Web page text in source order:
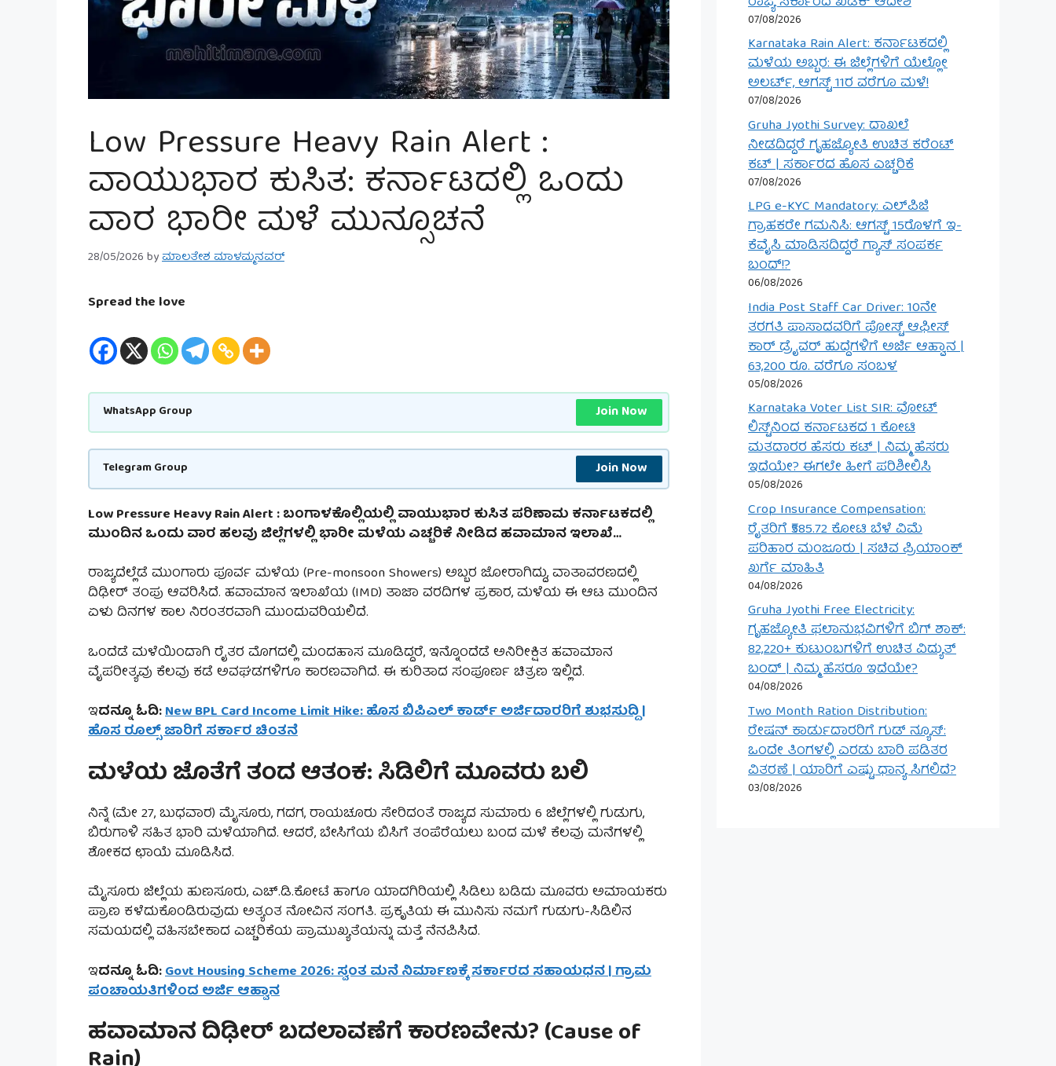
Low Pressure Heavy Rain Alert :
ವಾಯುಭಾರ ಕುಸಿತ: ಕರ್ನಾಟದಲ್ಲಿ ಒಂದು
ವಾರ ಭಾರೀ ಮಳೆ ಮುನ್ಸೂಚನೆ
28/05/2026byಮಾಲತೇಶ ಮಾಳಮ್ಮನವರ್
Spread the love
WhatsApp Group Join Now
Telegram Group Join Now
Low Pressure Heavy Rain Alert : ಬಂಗಾಳಕೊಲ್ಲಿಯಲ್ಲಿ ವಾಯುಭಾರ ಕುಸಿತ ಪರಿಣಾಮ ಕರ್ನಾಟಕದಲ್ಲಿ
ಮುಂದಿನ ಒಂದು ವಾರ ಹಲವು ಜಿಲ್ಲೆಗಳಲ್ಲಿ ಭಾರೀ ಮಳೆಯ ಎಚ್ಚರಿಕೆ ನೀಡಿದ ಹವಾಮಾನ ಇಲಾಖೆ…
ರಾಜ್ಯದೆಲ್ಲೆಡೆ ಮುಂಗಾರು ಪೂರ್ವ ಮಳೆಯ (Pre-monsoon Showers) ಅಬ್ಬರ ಜೋರಾಗಿದ್ದು, ವಾತಾವರಣದಲ್ಲಿ
ದಿಢೀರ್ ತಂಪು ಆವರಿಸಿದೆ. ಹವಾಮಾನ ಇಲಾಖೆಯ (IMD) ತಾಜಾ ವರದಿಗಳ ಪ್ರಕಾರ, ಮಳೆಯ ಈ ಆಟ ಮುಂದಿನ
ಏಳು ದಿನಗಳ ಕಾಲ ನಿರಂತರವಾಗಿ ಮುಂದುವರಿಯಲಿದೆ.
ಒಂದೆಡೆ ಮಳೆಯಿಂದಾಗಿ ರೈತರ ಮೊಗದಲ್ಲಿ ಮಂದಹಾಸ ಮೂಡಿದ್ದರೆ, ಇನ್ನೊಂದೆಡೆ ಅನಿರೀಕ್ಷಿತ ಹವಾಮಾನ
ವೈಪರೀತ್ಯವು ಕೆಲವು ಕಡೆ ಅವಘಡಗಳಿಗೂ ಕಾರಣವಾಗಿದೆ. ಈ ಕುರಿತಾದ ಸಂಪೂರ್ಣ ಚಿತ್ರಣ ಇಲ್ಲಿದೆ.
ಇದನ್ನೂ ಓದಿ:New BPL Card Income Limit Hike: ಹೊಸ ಬಿಪಿಎಲ್ ಕಾರ್ಡ್ ಅರ್ಜಿದಾರರಿಗೆ ಶುಭಸುದ್ದಿ |
ಹೊಸ ರೂಲ್ಸ್ ಜಾರಿಗೆ ಸರ್ಕಾರ ಚಿಂತನೆ
ಮಳೆಯ ಜೊತೆಗೆ ತಂದ ಆತಂಕ: ಸಿಡಿಲಿಗೆ ಮೂವರು ಬಲಿ
ನಿನ್ನೆ (ಮೇ 27, ಬುಧವಾರ) ಮೈಸೂರು, ಗದಗ, ರಾಯಚೂರು ಸೇರಿದಂತೆ ರಾಜ್ಯದ ಸುಮಾರು 6 ಜಿಲ್ಲೆಗಳಲ್ಲಿ ಗುಡುಗು,
ಬಿರುಗಾಳಿ ಸಹಿತ ಭಾರಿ ಮಳೆಯಾಗಿದೆ. ಆದರೆ, ಬೇಸಿಗೆಯ ಬಿಸಿಗೆ ತಂಪೆರೆಯಲು ಬಂದ ಮಳೆ ಕೆಲವು ಮನೆಗಳಲ್ಲಿ
ಶೋಕದ ಛಾಯೆ ಮೂಡಿಸಿದೆ.
ಮೈಸೂರು ಜಿಲ್ಲೆಯ ಹುಣಸೂರು, ಎಚ್.ಡಿ.ಕೋಟೆ ಹಾಗೂ ಯಾದಗಿರಿಯಲ್ಲಿ ಸಿಡಿಲು ಬಡಿದು ಮೂವರು ಅಮಾಯಕರು
ಪ್ರಾಣ ಕಳೆದುಕೊಂಡಿರುವುದು ಅತ್ಯಂತ ನೋವಿನ ಸಂಗತಿ. ಪ್ರಕೃತಿಯ ಈ ಮುನಿಸು ನಮಗೆ ಗುಡುಗು-ಸಿಡಿಲಿನ
ಸಮಯದಲ್ಲಿ ವಹಿಸಬೇಕಾದ ಎಚ್ಚರಿಕೆಯ ಪ್ರಾಮುಖ್ಯತೆಯನ್ನು ಮತ್ತೆ ನೆನಪಿಸಿದೆ.
ಇದನ್ನೂ ಓದಿ:Govt Housing Scheme 2026: ಸ್ವಂತ ಮನೆ ನಿರ್ಮಾಣಕ್ಕೆ ಸರ್ಕಾರದ ಸಹಾಯಧನ | ಗ್ರಾಮ
ಪಂಚಾಯತಿಗಳಿಂದ ಅರ್ಜಿ ಆಹ್ವಾನ
ಹವಾಮಾನ ದಿಢೀರ್ ಬದಲಾವಣೆಗೆ ಕಾರಣವೇನು? (Cause of
07/08/2026
Karnataka Rain Alert: ಕರ್ನಾಟಕದಲ್ಲಿ
ಮಳೆಯ ಅಬ್ಬರ: ಈ ಜಿಲ್ಲೆಗಳಿಗೆ ಯೆಲ್ಲೋ
ಅಲರ್ಟ್, ಆಗಸ್ಟ್ 11ರ ವರೆಗೂ ಮಳೆ!
07/08/2026
Gruha Jyothi Survey: ದಾಖಲೆ
ನೀಡದಿದ್ದರೆ ಗೃಹಜ್ಯೋತಿ ಉಚಿತ ಕರೆಂಟ್
ಕಟ್ | ಸರ್ಕಾರದ ಹೊಸ ಎಚ್ಚರಿಕೆ
07/08/2026
LPG e-KYC Mandatory: ಎಲ್‌ಪಿಜಿ
ಗ್ರಾಹಕರೇ ಗಮನಿಸಿ: ಆಗಸ್ಟ್ 15ರೊಳಗೆ ಇ-
ಕೆವೈಸಿ ಮಾಡಿಸದಿದ್ದರೆ ಗ್ಯಾಸ್ ಸಂಪರ್ಕ
ಬಂದ್!?
06/08/2026
India Post Staff Car Driver: 10ನೇ
ತರಗತಿ ಪಾಸಾದವರಿಗೆ ಪೋಸ್ಟ್ ಆಫೀಸ್
ಕಾರ್ ಡ್ರೈವರ್ ಹುದ್ದೆಗಳಿಗೆ ಅರ್ಜಿ ಆಹ್ವಾನ |
63,200 ರೂ. ವರೆಗೂ ಸಂಬಳ
05/08/2026
Karnataka Voter List SIR: ವೋಟ್
ಲಿಸ್ಟ್‌ನಿಂದ ಕರ್ನಾಟಕದ 1 ಕೋಟಿ
ಮತದಾರರ ಹೆಸರು ಕಟ್ | ನಿಮ್ಮ ಹೆಸರು
ಇದೆಯೇ? ಈಗಲೇ ಹೀಗೆ ಪರಿಶೀಲಿಸಿ
05/08/2026
Crop Insurance Compensation:
ರೈತರಿಗೆ ₹585.72 ಕೋಟಿ ಬೆಳೆ ವಿಮೆ
ಪರಿಹಾರ ಮಂಜೂರು | ಸಚಿವ ಪ್ರಿಯಾಂಕ್
ಖರ್ಗೆ ಮಾಹಿತಿ
04/08/2026
Gruha Jyothi Free Electricity:
ಗೃಹಜ್ಯೋತಿ ಫಲಾನುಭವಿಗಳಿಗೆ ಬಿಗ್ ಶಾಕ್:
82,220+ ಕುಟುಂಬಗಳಿಗೆ ಉಚಿತ ವಿದ್ಯುತ್
ಬಂದ್ | ನಿಮ್ಮ ಹೆಸರೂ ಇದೆಯೇ?
04/08/2026
Two Month Ration Distribution:
ರೇಷನ್ ಕಾರ್ಡುದಾರರಿಗೆ ಗುಡ್ ನ್ಯೂಸ್:
ಒಂದೇ ತಿಂಗಳಲ್ಲಿ ಎರಡು ಬಾರಿ ಪಡಿತರ
ವಿತರಣೆ | ಯಾರಿಗೆ ಎಷ್ಟು ಧಾನ್ಯ ಸಿಗಲಿದೆ?
03/08/2026